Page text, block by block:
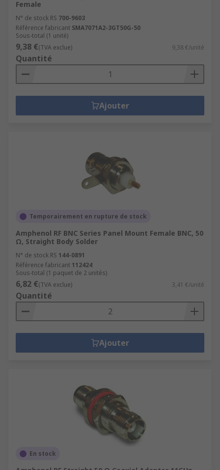
Female
N° de stock RS 700-9603
Référence fabricant SMA7071A2-3GT50G-50
Sous-total (1 unité)
9,38 €(TVA exclue) 9,38 €/unité
Quantité
Ajouter
Temporairement en rupture de stock
Amphenol RF BNC Series Panel Mount Female BNC, 50
Ω, Straight Body Solder
N° de stock RS 144-0891
Référence fabricant 112424
Sous-total (1 paquet de 2 unités)
6,82 €(TVA exclue) 3,41 €/unité
Quantité
Ajouter
En stock